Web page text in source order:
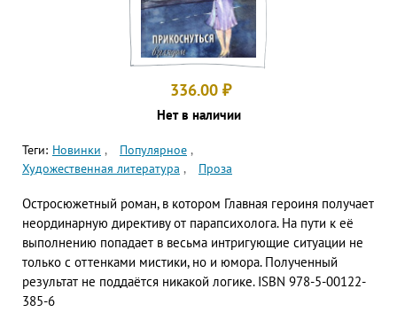
336.00 ₽
Нет в наличии
Теги: Новинки
Популярное
Художественная литература
Проза
Остросюжетный роман, в котором Главная героиня получает
неординарную директиву от парапсихолога. На пути к её
выполнению попадает в весьма интригующие ситуации не
только с оттенками мистики, но и юмора. Полученный
результат не поддаётся никакой логике. ISBN 978-5-00122-
385-6